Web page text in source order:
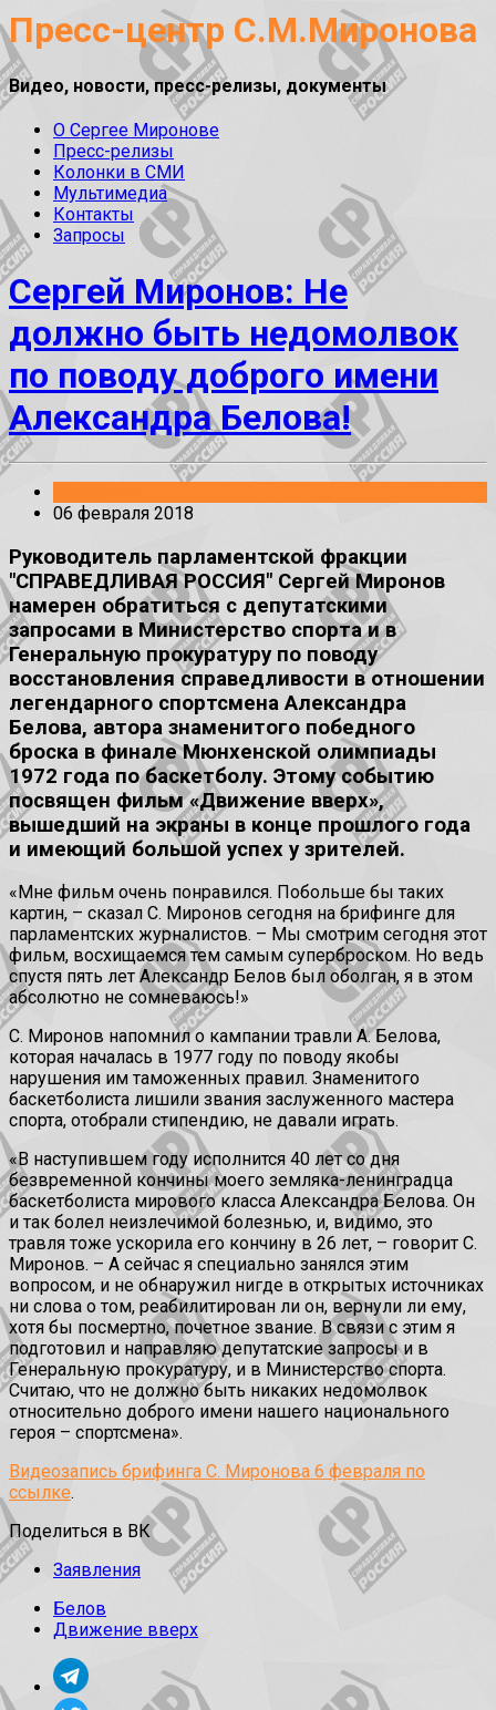
Пресс-центр С.М.Миронова
Видео, новости, пресс-релизы, документы
О Сергее Миронове
Пресс-релизы
Колонки в СМИ
Мультимедиа
Контакты
Запросы
Сергей Миронов: Не
должно быть недомолвок
по поводу доброго имени
Александра Белова!
06 февраля 2018
Руководитель парламентской фракции
"СПРАВЕДЛИВАЯ РОССИЯ" Сергей Миронов
намерен обратиться с депутатскими
запросами в Министерство спорта и в
Генеральную прокуратуру по поводу
восстановления справедливости в отношении
легендарного спортсмена Александра
Белова, автора знаменитого победного
броска в финале Мюнхенской олимпиады
1972 года по баскетболу. Этому событию
посвящен фильм «Движение вверх»,
вышедший на экраны в конце прошлого года
и имеющий большой успех у зрителей.
«Мне фильм очень понравился. Побольше бы таких
картин, – сказал С. Миронов сегодня на брифинге для
парламентских журналистов. – Мы смотрим сегодня этот
фильм, восхищаемся тем самым суперброском. Но ведь
спустя пять лет Александр Белов был оболган, я в этом
абсолютно не сомневаюсь!»
С. Миронов напомнил о кампании травли А. Белова,
которая началась в 1977 году по поводу якобы
нарушения им таможенных правил. Знаменитого
баскетболиста лишили звания заслуженного мастера
спорта, отобрали стипендию, не давали играть.
«В наступившем году исполнится 40 лет со дня
безвременной кончины моего земляка-ленинградца
баскетболиста мирового класса Александра Белова. Он
и так болел неизлечимой болезнью, и, видимо, это
травля тоже ускорила его кончину в 26 лет, – говорит С.
Миронов. – А сейчас я специально занялся этим
вопросом, и не обнаружил нигде в открытых источниках
ни слова о том, реабилитирован ли он, вернули ли ему,
хотя бы посмертно, почетное звание. В связи с этим я
подготовил и направляю депутатские запросы и в
Генеральную прокуратуру, и в Министерство спорта.
Считаю, что не должно быть никаких недомолвок
относительно доброго имени нашего национального
героя – спортсмена».
Видеозапись брифинга С. Миронова 6 февраля по
ссылке.
Поделиться в ВК
Заявления
Белов
Движение вверх